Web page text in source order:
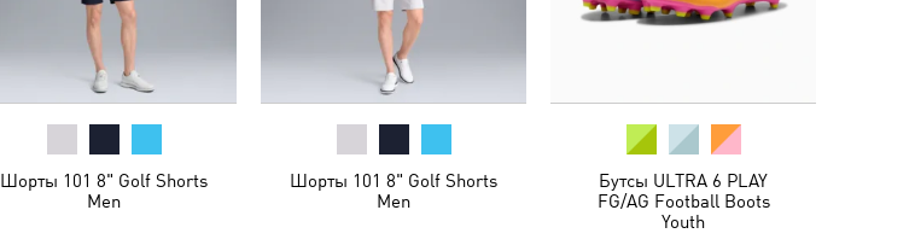
Шорты 101 8" Golf Shorts
Men
Шорты 101 8" Golf Shorts
Men
Бутсы ULTRA 6 PLAY
FG/AG Football Boots
Youth